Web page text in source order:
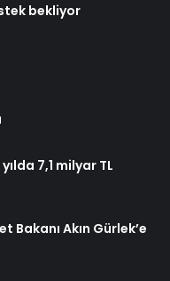
bekliyor
7,1 milyar TL
Bakanı Akın Gürlek’e